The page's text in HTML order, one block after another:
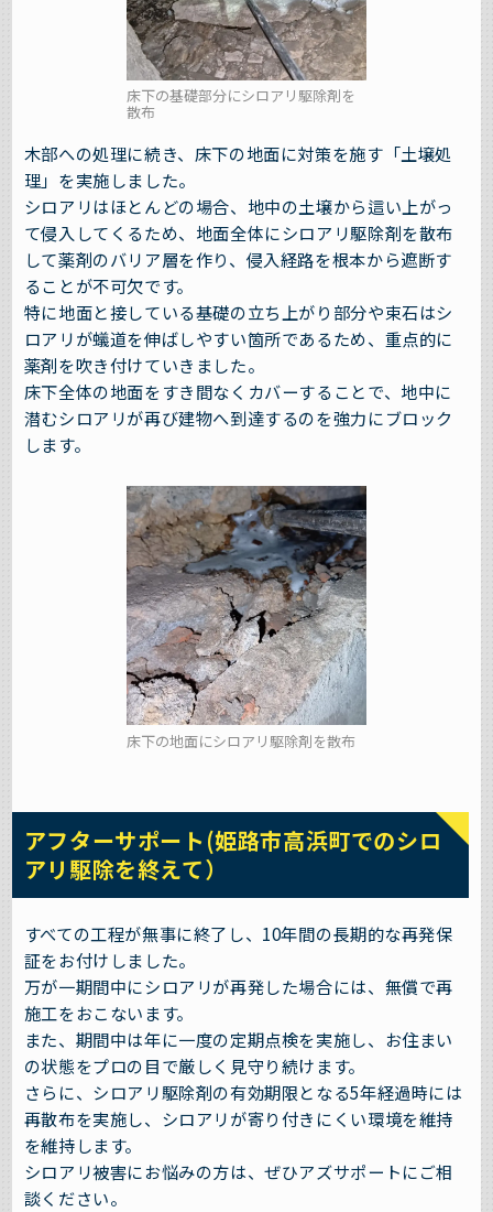
床下の基礎部分にシロアリ駆除剤を
散布
木部への処理に続き、床下の地面に対策を施す「土壌処
理」を実施しました。
シロアリはほとんどの場合、地中の土壌から這い上がっ
て侵入してくるため、地面全体にシロアリ駆除剤を散布
して薬剤のバリア層を作り、侵入経路を根本から遮断す
ることが不可欠です。
特に地面と接している基礎の立ち上がり部分や束石はシ
ロアリが蟻道を伸ばしやすい箇所であるため、重点的に
薬剤を吹き付けていきました。
床下全体の地面をすき間なくカバーすることで、地中に
潜むシロアリが再び建物へ到達するのを強力にブロック
します。
床下の地面にシロアリ駆除剤を散布
アフターサポート(姫路市高浜町でのシロ
アリ駆除を終えて）
すべての工程が無事に終了し、10年間の長期的な再発保
証をお付けしました。
万が一期間中にシロアリが再発した場合には、無償で再
施工をおこないます。
また、期間中は年に一度の定期点検を実施し、お住まい
の状態をプロの目で厳しく見守り続けます。
さらに、シロアリ駆除剤の有効期限となる5年経過時には
再散布を実施し、シロアリが寄り付きにくい環境を維持
を維持します。
シロアリ被害にお悩みの方は、ぜひアズサポートにご相
談ください。